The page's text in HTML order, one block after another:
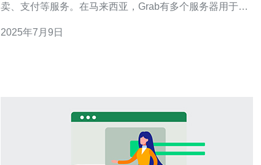
卖、支付等服务。在马来西亚，Grab有多个服务器用于支
槟城和其他主要城市。这些服务器的地理位置选择旨在提
2025年7月9日